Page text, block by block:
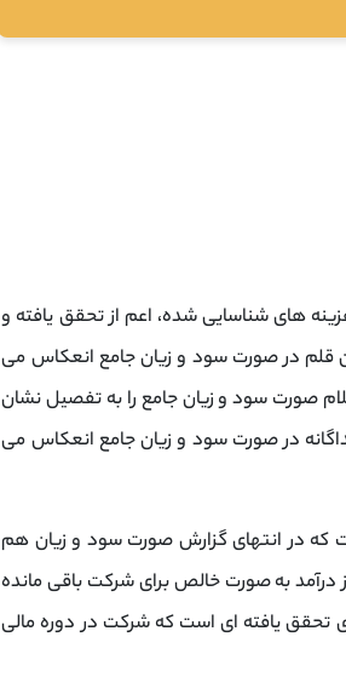
که به طور خلاصه موارد زیر در آن آورده می
ﻫﺎی ﺷﻨﺎﺳﺎیی ﺷﺪﻩ، ﺍﻋﻢ ﺍﺯ ﺗﺤﻘﻖ ﻳﺎﻓﺘﻪ ﻭ
ﻗﻠﻢ ﺩﺭ ﺻﻮﺭﺕ ﺳﻮﺩ ﻭ ﺯﻳﺎﻥ ﺟﺎﻣﻊ ﺍﻧﻌﻜﺎس می
ﺻﻮﺭﺕ ﺳﻮﺩ ﻭ ﺯﻳﺎﻥ ﺟﺎﻣﻊ ﺭﺍ ﺑﻪ ﺗﻔﺼﻴﻞ ﻧﺸﺎﻥ
ﺩﺭ ﺻﻮﺭﺕ ﺳﻮﺩ ﻭ ﺯﻳﺎﻥ ﺟﺎﻣﻊ ﺍﻧﻌﻜﺎس می
که در انتهای گزارش صورت سود و زیان هم
به صورت خالص برای شرکت باقی مانده
یافته ای است که شرکت در دوره مالی